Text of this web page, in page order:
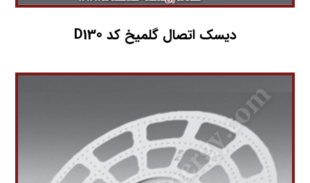
دیسک اتصال گلمیخ کد D130